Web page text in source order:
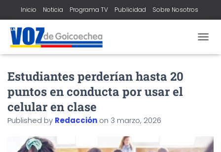
Inicio Noticia Programa TV Publicidad Sobre Nosotros
O
A
Estudiantes perderían hasta 20
puntos en conducta por usar el
celular en clase
Published by Redacción on 3 marzo, 2026